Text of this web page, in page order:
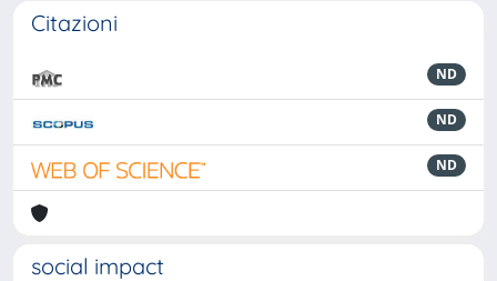
Citazioni
ND
ND
ND
social impact